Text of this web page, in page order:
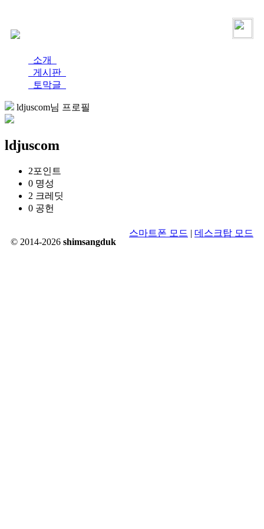
소개
게시판
토막글
ldjuscom님 프로필
ldjuscom
2포인트
0 명성
2 크레딧
0 공헌
© 2014-2026 shimsangduk
스마트폰 모드 | 데스크탑 모드